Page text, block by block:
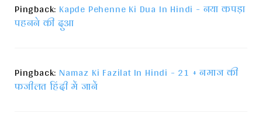
Pingback: Kapde Pehenne Ki Dua In Hindi - नया कपड़ा
पहनने की दुआ
Pingback: Namaz Ki Fazilat In Hindi - 21 + नमाज की
फजीलत हिंदी में जानें